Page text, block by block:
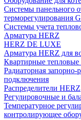
Системы панельного
терморегулирования
Системы учета
Арматура HERZ
HERZ DE LUXE
Арматура HERZ для
Квартирные
Радиаторная
подключения
Распределители HERZ
Регулировочные и
Температурное
контролирующее